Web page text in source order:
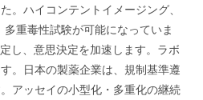
。ハイコンテントイメージング、
重毒性試験が可能になっていま
し、意思決定を加速します。ラボ
。日本の製薬企業は、規制基準遵
アッセイの小型化・多重化の継続